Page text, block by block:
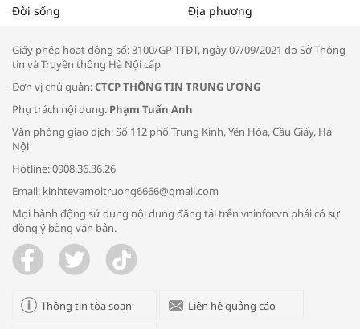
Tọa đàm “Xúc tiến thương mại: Khơi
Bác sĩ tư vấn cách phòng tránh bệnh
đường hô hấp trong thời tiết giao mùa
Trao yêu thương cho em
Đời sống Địa phương
Giấy phép hoạt động số: 3100/GP-TTĐT, ngày 07/09/2021 do Sở Thông
tin và Truyền thông Hà Nội cấp
Đơn vị chủ quản:CTCP THÔNG TIN TRUNG ƯƠNG
Phụ trách nội dung: Phạm Tuấn Anh
Văn phòng giao dịch: Số 112 phố Trung Kính, Yên Hòa, Cầu Giấy, Hà
Nội
Hotline: 0908.36.36.26
Email: kinhtevamoitruong6666@gmail.com
Mọi hành động sử dụng nội dung đăng tải trên vninfor.vn phải có sự
đồng ý bằng văn bản.
Thông tin tòa soạn Liên hệ quảng cáo